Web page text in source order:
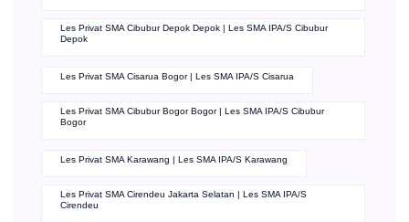
Les Privat SMA Cibubur Depok Depok | Les SMA IPA/S Cibubur
Depok
Les Privat SMA Cisarua Bogor | Les SMA IPA/S Cisarua
Les Privat SMA Cibubur Bogor Bogor | Les SMA IPA/S Cibubur
Bogor
Les Privat SMA Karawang | Les SMA IPA/S Karawang
Les Privat SMA Cirendeu Jakarta Selatan | Les SMA IPA/S
Cirendeu